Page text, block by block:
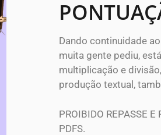
Dando continuidade
muita gente pediu,
multiplicação e
produção textual,
PROIBIDO REPASSE E
PDFS.